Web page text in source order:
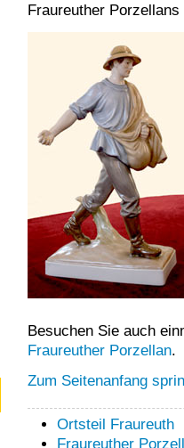
Fraureuther Porzellans
Besuchen Sie auch
Fraureuther Porzellan.
Zum Seitenanfang
Ortsteil Fraureuth
Fraureuther